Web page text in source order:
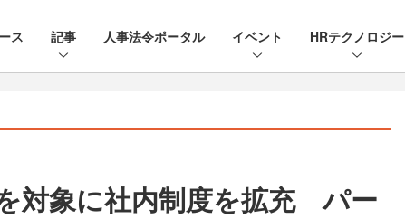
ス 記事 人事法令ポータル イベント HRテクノロジー
対象に社内制度を拡充 パー